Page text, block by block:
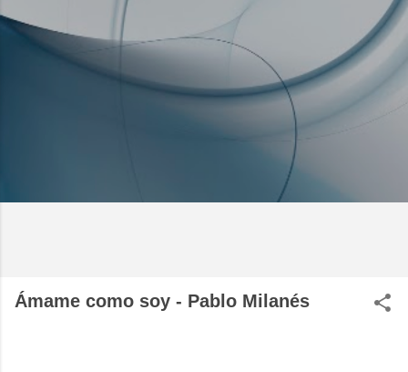
Ámame como soy - Pablo Milanés